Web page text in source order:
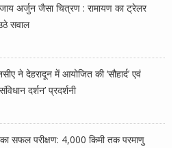
अर्जुन जैसा चित्रण : रामायण का ट्रेलर
सवाल
ने देहरादून में आयोजित की ‘सौहार्द’ एवं
दर्शन’ प्रदर्शनी
सफल परीक्षण: 4,000 किमी तक परमाणु